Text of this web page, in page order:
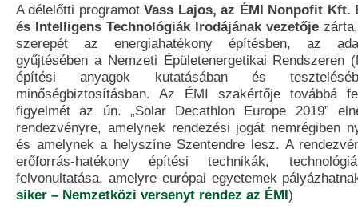
A délelőtti programotVass Lajos, az ÉMI Nonpofit Kft.
és Intelligens Technológiák Irodájának vezetője
szerepét az energiahatékony építésben, az
gyűjtésében a Nemzeti Épületenergetikai Rendszeren
építési anyagok kutatásában és
minőségbiztosításban. Az ÉMI szakértője továbbá
figyelmét az ún. „Solar Decathlon Europe 2019”
rendezvényre, amelynek rendezési jogát nemrégiben
és amelynek a helyszíne Szentendre lesz. A
erőforrás-hatékony építési technikák,
felvonultatása, amelyre európai egyetemek
siker – Nemzetközi versenyt rendez az ÉMI)